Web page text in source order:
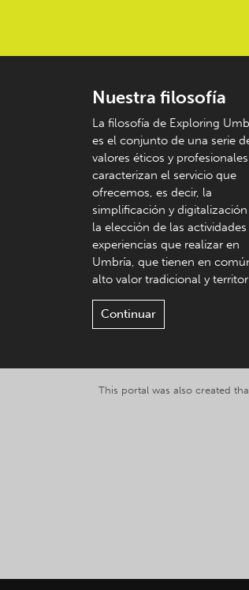
Nuestra filosofía
La filosofía de Exploring
es el conjunto de una serie
valores éticos y
caracterizan el servicio que
ofrecemos, es decir, la
simplificación y
la elección de las
experiencias que realizar en
Umbría, que tienen en
alto valor tradicional y
Continuar
This portal was also created